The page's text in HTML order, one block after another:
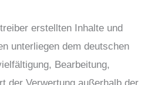
erstellten Inhalte und
unterliegen dem deutschen
Bearbeitung,